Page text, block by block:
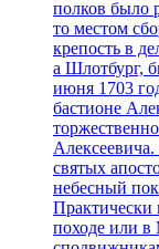
полков было
то местом
крепость в
а Шлотбург,
июня 1703
бастионе
святых
небесный
Практически
походе или в